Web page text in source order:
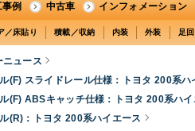
例 中古車 インフォメーション
／床貼り 積載／収納 内装 外装 足回
ニュース
(F) スライドレール仕様：トヨタ 200系ハ
(F) ABSキャッチ仕様：トヨタ 200系ハイ
(R)：トヨタ 200系ハイエース